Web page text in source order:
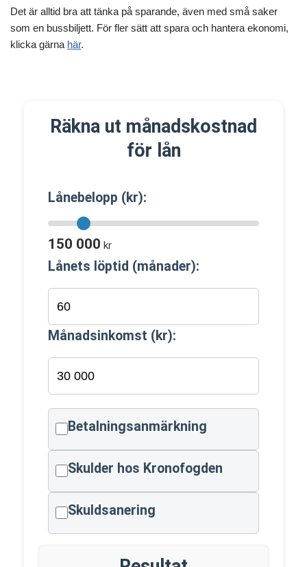
Det är alltid bra att tänka på sparande, även med små saker
som en bussbiljett. För fler sätt att spara och hantera ekonomi,
klicka gärna här.
Räkna ut månadskostnad
för lån
Lånebelopp (kr):
150 000 kr
Lånets löptid (månader):
Månadsinkomst (kr):
Betalningsanmärkning
Skulder hos Kronofogden
Skuldsanering